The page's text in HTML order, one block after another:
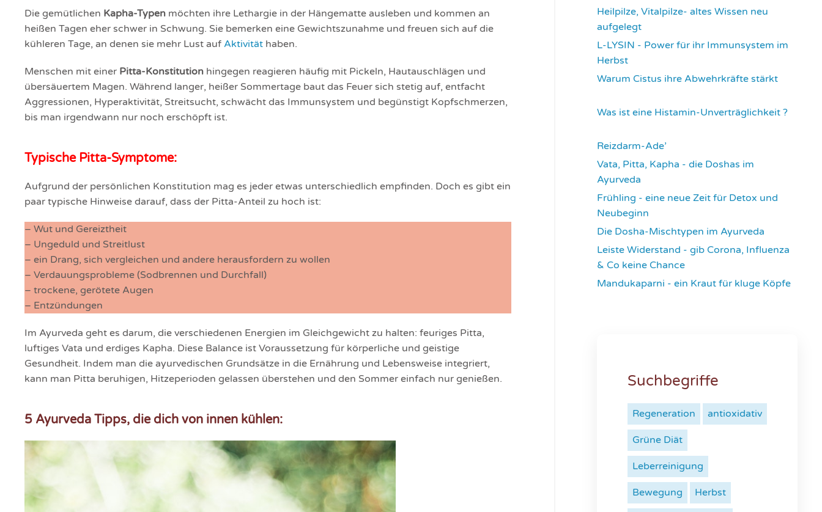
Die gemütlichen Kapha-Typen möchten ihre Lethargie in der Hängematte ausleben und kommen an
heißen Tagen eher schwer in Schwung. Sie bemerken eine Gewichtszunahme und freuen sich auf die
kühleren Tage, an denen sie mehr Lust auf Aktivität haben.
Menschen mit einer Pitta-Konstitution hingegen reagieren häufig mit Pickeln, Hautauschlägen und
übersäuertem Magen. Während langer, heißer Sommertage baut das Feuer sich stetig auf, entfacht
Aggressionen, Hyperaktivität, Streitsucht, schwächt das Immunsystem und begünstigt Kopfschmerzen,
bis man irgendwann nur noch erschöpft ist.
Typische Pitta-Symptome:
Aufgrund der persönlichen Konstitution mag es jeder etwas unterschiedlich empfinden. Doch es gibt ein
paar typische Hinweise darauf, dass der Pitta-Anteil zu hoch ist:
– Wut und Gereiztheit
– Ungeduld und Streitlust
– ein Drang, sich vergleichen und andere herausfordern zu wollen
– Verdauungsprobleme (Sodbrennen und Durchfall)
– trockene, gerötete Augen
– Entzündungen
Im Ayurveda geht es darum, die verschiedenen Energien im Gleichgewicht zu halten: feuriges Pitta,
luftiges Vata und erdiges Kapha. Diese Balance ist Voraussetzung für körperliche und geistige
Gesundheit. Indem man die ayurvedischen Grundsätze in die Ernährung und Lebensweise integriert,
kann man Pitta beruhigen, Hitzeperioden gelassen überstehen und den Sommer einfach nur genießen.
5 Ayurveda Tipps, die dich von innen kühlen:
Heilpilze, Vitalpilze- altes Wissen neu
aufgelegt
L-LYSIN - Power für ihr Immunsystem im
Herbst
Warum Cistus ihre Abwehrkräfte stärkt
Was ist eine Histamin-Unverträglichkeit ?
Reizdarm-Ade’
Vata, Pitta, Kapha - die Doshas im
Ayurveda
Frühling - eine neue Zeit für Detox und
Neubeginn
Die Dosha-Mischtypen im Ayurveda
Leiste Widerstand - gib Corona, Influenza
& Co keine Chance
Mandukaparni - ein Kraut für kluge Köpfe
Suchbegriffe
Regeneration antioxidativ
Grüne Diät
Leberreinigung
Bewegung Herbst